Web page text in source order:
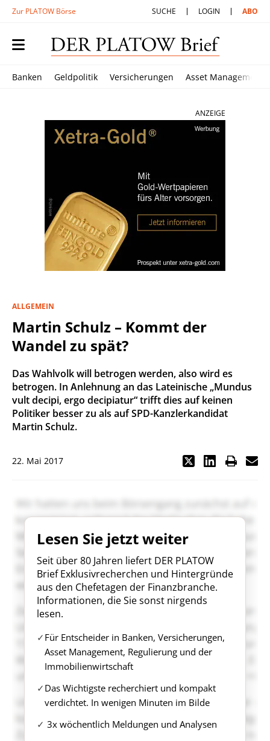
Zur PLATOW Börse SUCHE LOGIN ABO
Banken Geldpolitik Versicherungen Asset Management
ANZEIGE
ALLGEMEIN
Martin Schulz – Kommt der
Wandel zu spät?
Das Wahlvolk will betrogen werden, also wird es
betrogen. In Anlehnung an das Lateinische „Mundus
vult decipi, ergo decipiatur“ trifft dies auf keinen
Politiker besser zu als auf SPD-Kanzlerkandidat
Martin Schulz.
22. Mai 2017
Lesen Sie jetzt weiter
Seit über 80 Jahren liefert DER PLATOW
Brief Exklusivrecherchen und Hintergründe
aus den Chefetagen der Finanzbranche.
Informationen, die Sie sonst nirgends
lesen.
Für Entscheider in Banken, Versicherungen,
Asset Management, Regulierung und der
Immobilienwirtschaft
Das Wichtigste recherchiert und kompakt
verdichtet. In wenigen Minuten im Bilde
3x wöchentlich Meldungen und Analysen